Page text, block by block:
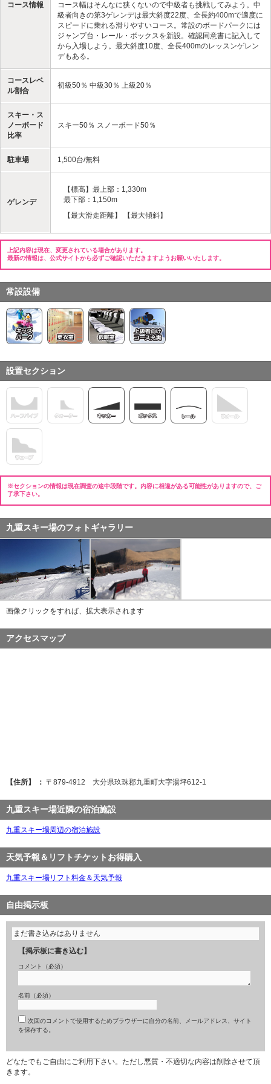
コース情報
コース幅はそんなに狭くないので中級者も挑戦してみよう。中
級者向きの第3ゲレンデは最大斜度22度、全長約400mで適度に
スピードに乗れる滑りやすいコース。常設のボードパークには
ジャンプ台・レール・ボックスを新設。確認同意書に記入して
から入場しよう。最大斜度10度、全長400mのレッスンゲレン
デもある。
コースレベ
ル割合
初級50％ 中級30％ 上級20％
スキー・ス
ノーボード
比率
スキー50％ スノーボード50％
駐車場 1,500台/無料
ゲレンデ
【標高】最上部：1,330m
最下部：1,150m
【最大滑走距離】 【最大傾斜】
上記内容は現在、変更されている場合があります。
最新の情報は、公式サイトから必ずご確認いただきますようお願いいたします。
常設設備
設置セクション
※セクションの情報は現在調査の途中段階です。内容に相違がある可能性がありますので、ご
了承下さい。
九重スキー場のフォトギャラリー
画像クリックをすれば、拡大表示されます
アクセスマップ
【住所】 ： 〒879-4912 大分県玖珠郡九重町大字湯坪612-1
九重スキー場近隣の宿泊施設
九重スキー場周辺の宿泊施設
天気予報＆リフトチケットお得購入
九重スキー場リフト料金＆天気予報
自由掲示板
まだ書き込みはありません
【掲示板に書き込む】
コメント（必須）
名前（必須）
次回のコメントで使用するためブラウザーに自分の名前、メールアドレス、サイト
を保存する。
どなたでもご自由にご利用下さい。ただし悪質・不適切な内容は削除させて頂
きます。